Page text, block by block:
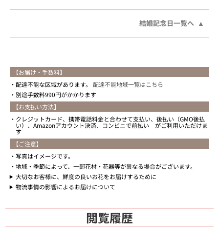
結婚記念日一覧へ
【お届け・手数料】
配達不能な区域があります。 配達不能地域一覧はこちら
別途手数料990円がかかります
【お支払い方法】
クレジットカード、携帯電話料金と合わせて支払い、後払い（GMO後払
い）、Amazonアカウント決済、コンビニで前払い がご利用いただけま
す
【ご注意】
写真はイメージです。
地域・季節によって、一部花材・花器等が異なる場合がございます。
大切なお客様に、鮮度の良いお花をお届けするために
物流事情の影響によるお届けについて
閲覧履歴